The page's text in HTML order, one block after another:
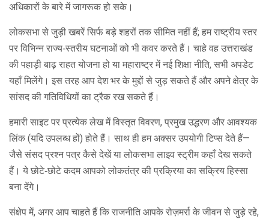
अधिकारों के बारे में जागरूक हो सके।
लोकसभा से जुड़ी खबरें सिर्फ बड़े शहरों तक सीमित नहीं हैं; हम राष्ट्रीय स्तर
पर विभिन्न राज्य‑स्तरीय घटनाओं को भी कवर करते हैं। चाहे वह उत्तराखंड
की पहाड़ी बाढ़ राहत योजना हो या महाराष्ट्र में नई शिक्षा नीति, सभी अपडेट
यहाँ मिलेंगे। इस तरह आप देश भर के मुद्दों से जुड़ सकते हैं और अपने क्षेत्र के
सांसद की गतिविधियों का ट्रैक रख सकते हैं।
हमारी साइट पर प्रत्येक लेख में विस्तृत विवरण, प्रमुख उद्धरण और आवश्यक
लिंक (यदि उपलब्ध हों) होते हैं। साथ ही हम अक्सर उपयोगी टिप्स देते हैं—
जैसे संसद प्रश्न पत्र कैसे देखें या लोकसभा लाइव स्ट्रीम कहाँ देख सकते
हैं। ये छोटे‑छोटे कदम आपको लोकतंत्र की प्रक्रिया का सक्रिय हिस्सा
बना देंगे।
संक्षेप में, अगर आप चाहते हैं कि राजनीति आपके रोज़मर्रा के जीवन से जुड़े रहे,